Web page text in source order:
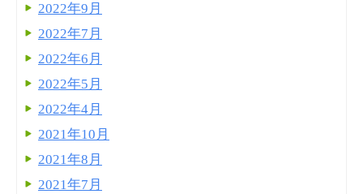
2022年9月
2022年7月
2022年6月
2022年5月
2022年4月
2021年10月
2021年8月
2021年7月